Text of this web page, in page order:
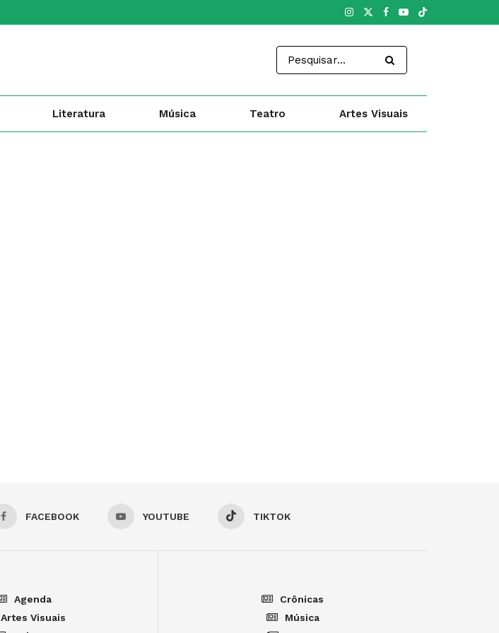
Literatura Música Teatro Artes Visuais
FACEBOOK YOUTUBE TIKTOK
Agenda
Artes Visuais
Crônicas
Música